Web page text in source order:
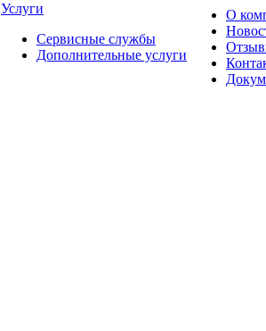
Услуги
Сервисные службы
Дополнительные услуги
О